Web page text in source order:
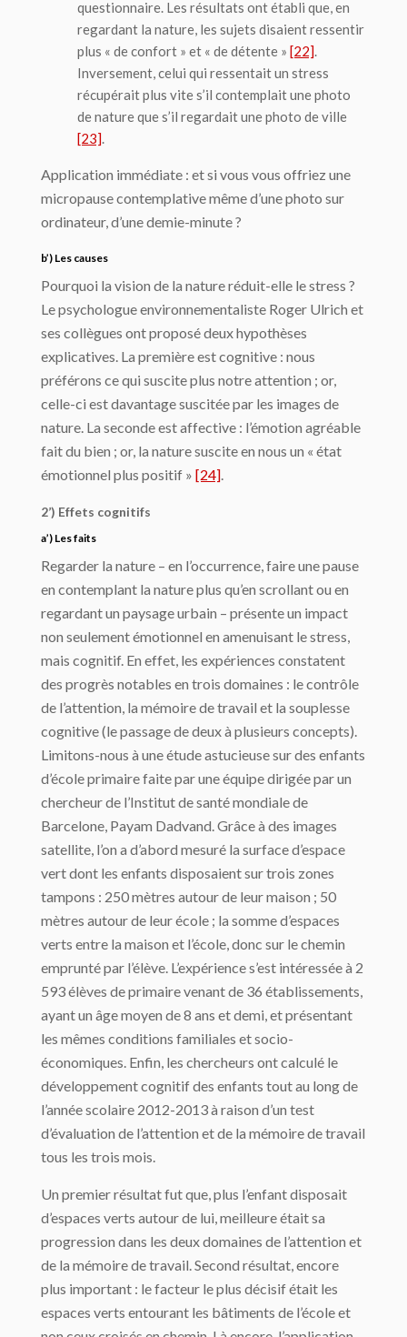
questionnaire. Les résultats ont établi que, en
regardant la nature, les sujets disaient ressentir
plus « de confort » et « de détente » [22].
Inversement, celui qui ressentait un stress
récupérait plus vite s’il contemplait une photo
de nature que s’il regardait une photo de ville
[23].
Application immédiate : et si vous vous offriez une
micropause contemplative même d’une photo sur
ordinateur, d’une demie-minute ?
b’) Les causes
Pourquoi la vision de la nature réduit-elle le stress ?
Le psychologue environnementaliste Roger Ulrich et
ses collègues ont proposé deux hypothèses
explicatives. La première est cognitive : nous
préférons ce qui suscite plus notre attention ; or,
celle-ci est davantage suscitée par les images de
nature. La seconde est affective : l’émotion agréable
fait du bien ; or, la nature suscite en nous un « état
émotionnel plus positif » [24].
2’) Effets cognitifs
a’) Les faits
Regarder la nature – en l’occurrence, faire une pause
en contemplant la nature plus qu’en scrollant ou en
regardant un paysage urbain – présente un impact
non seulement émotionnel en amenuisant le stress,
mais cognitif. En effet, les expériences constatent
des progrès notables en trois domaines : le contrôle
de l’attention, la mémoire de travail et la souplesse
cognitive (le passage de deux à plusieurs concepts).
Limitons-nous à une étude astucieuse sur des enfants
d’école primaire faite par une équipe dirigée par un
chercheur de l’Institut de santé mondiale de
Barcelone, Payam Dadvand. Grâce à des images
satellite, l’on a d’abord mesuré la surface d’espace
vert dont les enfants disposaient sur trois zones
tampons : 250 mètres autour de leur maison ; 50
mètres autour de leur école ; la somme d’espaces
verts entre la maison et l’école, donc sur le chemin
emprunté par l’élève. L’expérience s’est intéressée à 2
593 élèves de primaire venant de 36 établissements,
ayant un âge moyen de 8 ans et demi, et présentant
les mêmes conditions familiales et socio-
économiques. Enfin, les chercheurs ont calculé le
développement cognitif des enfants tout au long de
l’année scolaire 2012-2013 à raison d’un test
d’évaluation de l’attention et de la mémoire de travail
tous les trois mois.
Un premier résultat fut que, plus l’enfant disposait
d’espaces verts autour de lui, meilleure était sa
progression dans les deux domaines de l’attention et
de la mémoire de travail. Second résultat, encore
plus important : le facteur le plus décisif était les
espaces verts entourant les bâtiments de l’école et